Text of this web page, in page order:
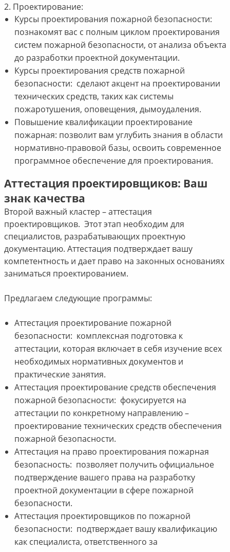
2. Проектирование:
Курсы проектирования пожарной безопасности:
познакомят вас с полным циклом проектирования
систем пожарной безопасности, от анализа объекта
до разработки проектной документации.
Курсы проектирования средств пожарной
безопасности: сделают акцент на проектировании
технических средств, таких как системы
пожаротушения, оповещения, дымоудаления.
Повышение квалификации проектирование
пожарная: позволит вам углубить знания в области
нормативно-правовой базы, освоить современное
программное обеспечение для проектирования.
Аттестация проектировщиков: Ваш
знак качества
Второй важный кластер – аттестация
проектировщиков. Этот этап необходим для
специалистов, разрабатывающих проектную
документацию. Аттестация подтверждает вашу
компетентность и дает право на законных основаниях
заниматься проектированием.
Предлагаем следующие программы:
Аттестация проектирование пожарной
безопасности: комплексная подготовка к
аттестации, которая включает в себя изучение всех
необходимых нормативных документов и
практические занятия.
Аттестация проектирование средств обеспечения
пожарной безопасности: фокусируется на
аттестации по конкретному направлению –
проектирование технических средств обеспечения
пожарной безопасности.
Аттестация на право проектирования пожарная
безопасность: позволяет получить официальное
подтверждение вашего права на разработку
проектной документации в сфере пожарной
безопасности.
Аттестация проектировщиков по пожарной
безопасности: подтверждает вашу квалификацию
как специалиста, ответственного за